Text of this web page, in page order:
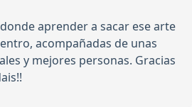
aprender a sacar ese arte
acompañadas de unas
y mejores personas. Gracias